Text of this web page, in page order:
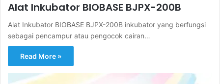
Alat Inkubator BIOBASE BJPX-200B
Alat Inkubator BIOBASE BJPX-200B inkubator yang berfungsi
sebagai pencampur atau pengocok cairan…
Read More »